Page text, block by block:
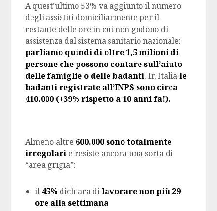
A quest’ultimo 53% va aggiunto il numero
degli assistiti domiciliarmente per il
restante delle ore in cui non godono di
assistenza dal sistema sanitario nazionale:
parliamo quindi di oltre 1,5 milioni di
persone che possono contare sull’aiuto
delle famiglie o delle badanti. In Italiale
badanti registrate all’INPS sono circa
410.000 (+39% rispetto a 10 anni fa!).
Almeno altre 600.000 sono totalmente
irregolari e resiste ancora una sorta di
“area grigia”:
il 45% dichiara dilavorare non più 29
ore alla settimana